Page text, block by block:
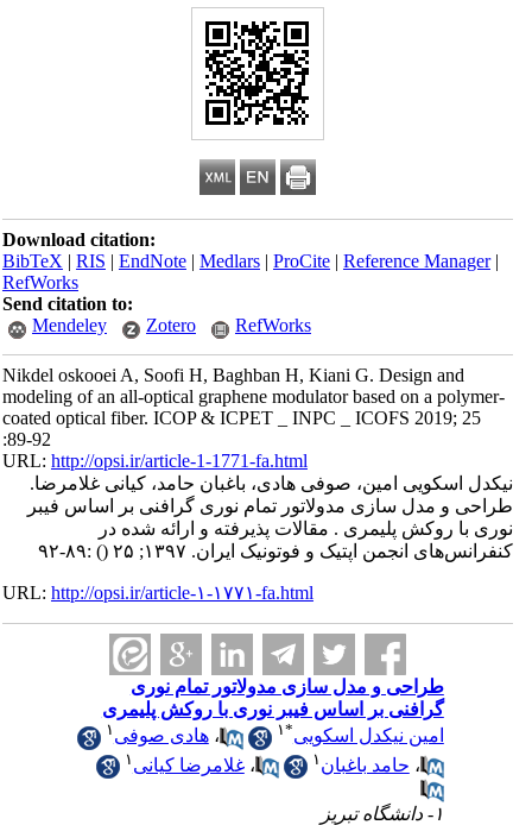
Download citation:
BibTeX|RIS|EndNote|Medlars|ProCite|Reference Manager
RefWorks
Send citation to:
Mendeley
Zotero RefWorks
Nikdel oskooei A, Soofi H, Baghban H, Kiani G. Design and
modeling of an all-optical graphene modulator based on a polymer-
coated optical fiber. ICOP & ICPET _ INPC _ ICOFS 2019; 25
:89-92
URL:http://opsi.ir/article-1-1771-fa.html
نیکدل اسکویی امین، صوفی هادی، باغبان حامد، کیانی غلامرضا.
طراحی و مدل سازی مدولاتور تمام نوری گرافنی بر اساس فیبر
نوری با روکش پلیمری . مقالات پذیرفته و ارائه شده در
کنفرانس‌های انجمن اپتیک و فوتونیک ایران. ۱۳۹۷; ۲۵
() :۸۹-۹۲
URL:http://opsi.ir/article-۱-۱۷۷۱-fa.html
طراحی و مدل سازی مدولاتور تمام نوری
گرافنی بر اساس فیبر نوری با روکش پلیمری
امین نیکدل اسکویی
۱ ،هادی صوفی
،حامد باغبان ۱ ،غلامرضا کیانی